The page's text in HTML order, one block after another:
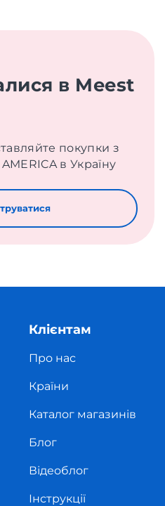
в Meest
покупки з
в Україну
Клієнтам
Про нас
Країни
Каталог магазинів
Блог
Відеоблог
Інструкції